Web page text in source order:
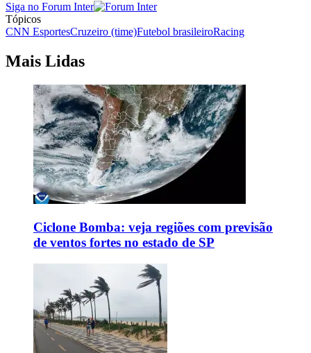
Siga no Forum Inter
Tópicos
CNN EsportesCruzeiro (time)Futebol brasileiroRacing
Mais Lidas
Ciclone Bomba: veja regiões com previsão
de ventos fortes no estado de SP